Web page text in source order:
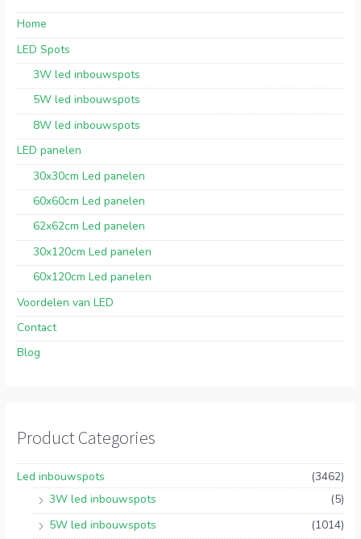
Home
LED Spots
3W led inbouwspots
5W led inbouwspots
8W led inbouwspots
LED panelen
30x30cm Led panelen
60x60cm Led panelen
62x62cm Led panelen
30x120cm Led panelen
60x120cm Led panelen
Voordelen van LED
Contact
Blog
Product Categories
Led inbouwspots
(3462)
3W led inbouwspots
(5)
5W led inbouwspots
(1014)